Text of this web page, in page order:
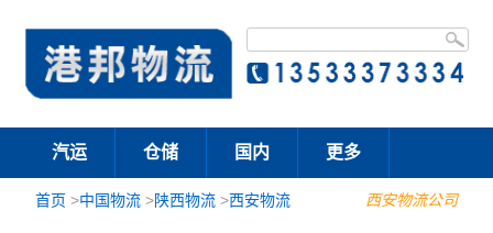
汽运 仓储 国内 更多
西安物流公司
首页 >中国物流 >陕西物流 >西安物流